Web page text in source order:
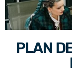
PLAN